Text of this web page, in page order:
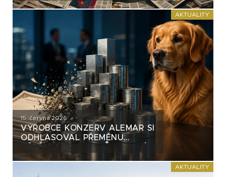
AKTUALITY
15. června 2026
VÝROBCE KONZERV ALEMAR SI
ODHLASOVAL PŘEMĚNU
VĚTŠINY DLUHOPISŮ. VZNIKÁ
NA TRHU NEBEZPEČNÝ
AKTUALITY